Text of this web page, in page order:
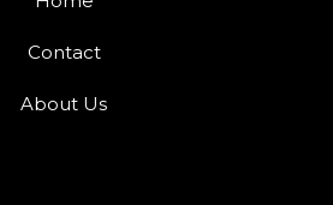
Contact
About Us